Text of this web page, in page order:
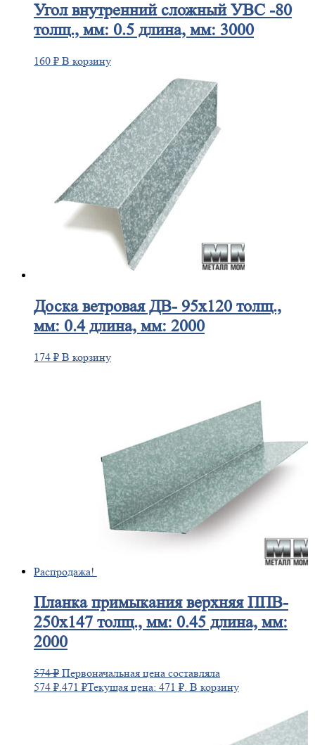
Уголвнутренний сложный УВС -80
толщ., мм: 0.5 длина, мм: 3000
160 ₽ В корзину
Доскаветровая ДВ- 95х120 толщ.,
мм: 0.4 длина, мм: 2000
174 ₽ В корзину
Распродажа!
Планкапримыкания верхняя ППВ-
250х147 толщ., мм: 0.45 длина, мм:
2000
574₽ Первоначальная цена составляла
574 ₽.471 ₽Текущая цена: 471 ₽. В корзину